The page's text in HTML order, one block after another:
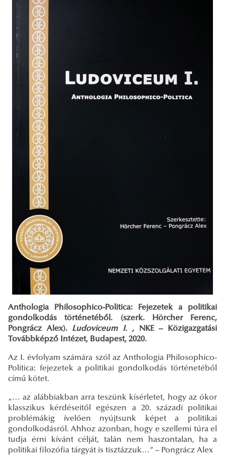
Anthologia Philosophico-Politica: Fejezetek a politikai
gondolkodás történetéből. (szerk. Hörcher Ferenc,
Pongrácz Alex). Ludoviceum I. ,NKE – Közigazgatási
Továbbképző Intézet, Budapest, 2020.
Az I. évfolyam számára szól az Anthologia Philosophico-
Politica: fejezetek a politikai gondolkodás történetéből
című kötet.
„… az alábbiakban arra teszünk kísérletet, hogy az ókor
klasszikus kérdéseitől egészen a 20. századi politikai
problémákig ívelően nyújtsunk képet a politikai
gondolkodásról. Ahhoz azonban, hogy e szellemi túra el
tudja érni kívánt célját, talán nem haszontalan, ha a
politikai filozófia tárgyát is tisztázzuk…” – Pongrácz Alex